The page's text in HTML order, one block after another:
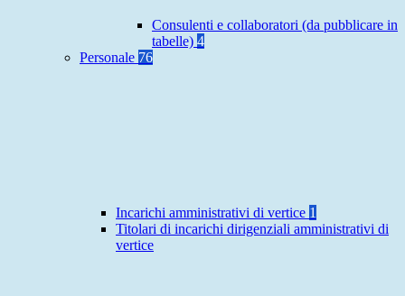
Consulenti e collaboratori (da pubblicare in
tabelle) 4
Personale 76
Incarichi amministrativi di vertice 1
Titolari di incarichi dirigenziali amministrativi di
vertice